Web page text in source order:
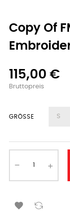
Copy Of
115,00 €
Bruttopreis
GRÖSSE
